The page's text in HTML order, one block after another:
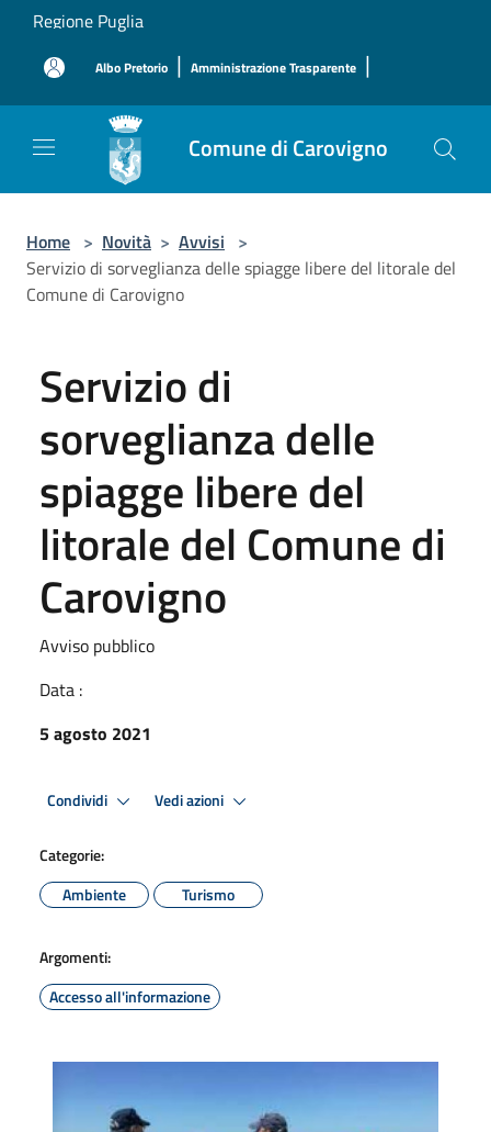
Salta al contenuto principale
Regione Puglia
Albo Pretorio | Amministrazione Trasparente |
Comune di Carovigno
Home > Novità > Avvisi >
Servizio di sorveglianza delle spiagge libere del litorale del
Comune di Carovigno
Servizio di
sorveglianza delle
spiagge libere del
litorale del Comune di
Carovigno
Avviso pubblico
Data :
5 agosto 2021
Condividi Vedi azioni
Categorie:
Ambiente
Turismo
Argomenti:
Accesso all'informazione